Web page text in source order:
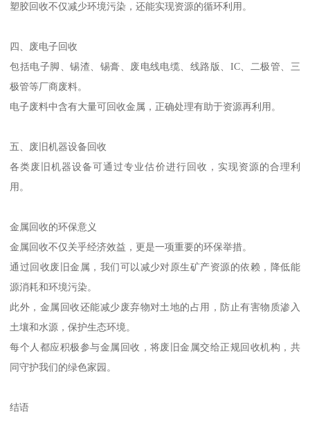
塑胶回收不仅减少环境污染，还能实现资源的循环利用。
四、废电子回收
包括电子脚、锡渣、锡膏、废电线电缆、线路版、IC、二极管、三
极管等厂商废料。
电子废料中含有大量可回收金属，正确处理有助于资源再利用。
五、废旧机器设备回收
各类废旧机器设备可通过专业估价进行回收，实现资源的合理利
用。
金属回收的环保意义
金属回收不仅关乎经济效益，更是一项重要的环保举措。
通过回收废旧金属，我们可以减少对原生矿产资源的依赖，降低能
源消耗和环境污染。
此外，金属回收还能减少废弃物对土地的占用，防止有害物质渗入
土壤和水源，保护生态环境。
每个人都应积极参与金属回收，将废旧金属交给正规回收机构，共
同守护我们的绿色家园。
结语